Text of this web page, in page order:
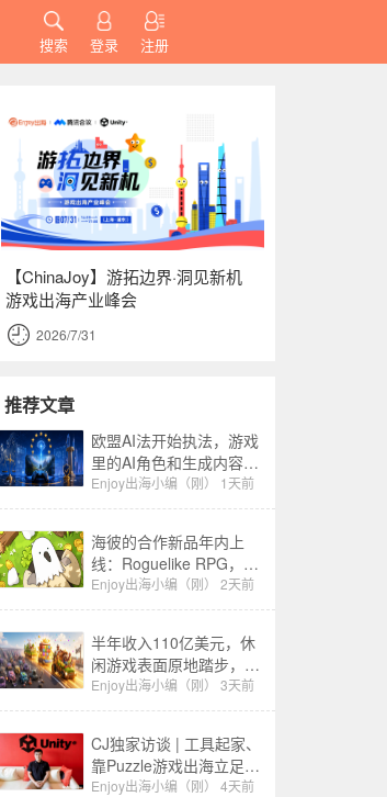
搜索 登录 注册
【ChinaJoy】游拓边界·洞见新机
游戏出海产业峰会
2026/7/31
推荐文章
欧盟AI法开始执法，游戏
里的AI角色和生成内容被
纳入监管
Enjoy出海小编（刚） 1天前
海彼的合作新品年内上
线：Roguelike RPG，融
合了Slot包装
Enjoy出海小编（刚） 2天前
半年收入110亿美元，休
闲游戏表面原地踏步，其
实已经换了一批赢家
Enjoy出海小编（刚） 3天前
CJ独家访谈 | 工具起家、
靠Puzzle游戏出海立足：
千万级下载产品背后的生
Enjoy出海小编（刚） 4天前